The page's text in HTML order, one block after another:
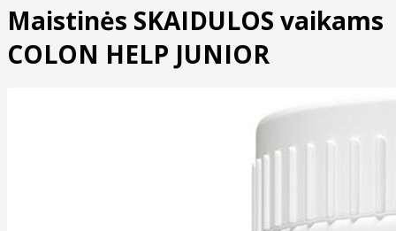
Maistinės SKAIDULOS vaikams
COLON HELP JUNIOR